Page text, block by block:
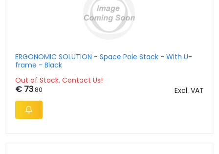
ERGONOMIC SOLUTION - Space Pole Stack - With U-
frame - Black
Out of Stock. Contact Us!
€ 73.80 Excl. VAT